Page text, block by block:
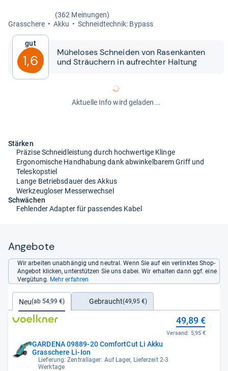
(362 Meinungen)
Gras­schere
Akku Schneid­tech­nik: Bypass
Gut
1,6
Mühe­lo­ses Schnei­den von Rasen­kan­ten
und Sträu­chern in auf­rech­ter Hal­tung
Aktuelle Info wird geladen...
Stärken
Präzise Schneidleistung durch hochwertige Klinge
Ergonomische Handhabung dank abwinkelbarem Griff und
Teleskopstiel
Lange Betriebsdauer des Akkus
Werkzeugloser Messerwechsel
Schwächen
Fehlender Adapter für passendes Kabel
Angebote
Wir arbeiten unabhängig und neutral. Wenn Sie auf ein verlinktes Shop-
Angebot klicken, unterstützen Sie uns dabei. Wir erhalten dann ggf. eine
Vergütung. Mehr erfahren
Neu(ab 54,99 €) Gebraucht(49,95 €)
GARDENA 09889-20 ComfortCut Li Akku
Grasschere Li-Ion
Lieferung: Zentrallager: Auf Lager, Lieferzeit 2-3
Werktage
49,89 €
Versand: 5,95 €